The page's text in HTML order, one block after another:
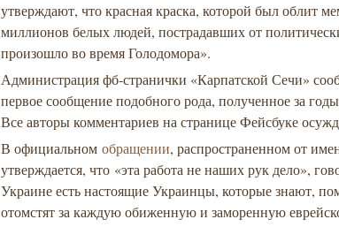
утверждают, что красная краска, которой был облит
миллионов белых людей, пострадавших от
произошло во время Голодомора».
Администрация фб-странички «Карпатской Сечи»
первое сообщение подобного рода, полученное за
Все авторы комментариев на странице Фейсбуке
В официальномобращении, распространенном от
утверждается, что «эта работа не наших рук дело»,
Украине есть настоящие Украинцы, которые знают,
отомстят за каждую обиженную и заморенную